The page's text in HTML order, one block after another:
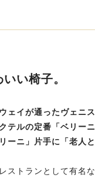
い椅子。
ェイが通ったヴェニ
テルの定番「ベリー
ーニ」片手に「老人
ストランとして有名